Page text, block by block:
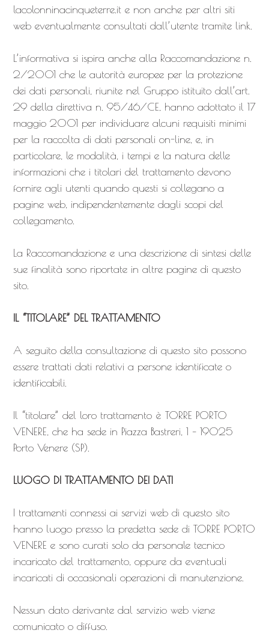
lacolonninacinqueterre.it e non anche per altri siti
web eventualmente consultati dall’utente tramite link.
L’informativa si ispira anche alla Raccomandazione n.
2/2001 che le autorità europee per la protezione
dei dati personali, riunite nel Gruppo istituito dall’art.
29 della direttiva n. 95/46/CE, hanno adottato il 17
maggio 2001 per individuare alcuni requisiti minimi
per la raccolta di dati personali on-line, e, in
particolare, le modalità, i tempi e la natura delle
informazioni che i titolari del trattamento devono
fornire agli utenti quando questi si collegano a
pagine web, indipendentemente dagli scopi del
collegamento.
La Raccomandazione e una descrizione di sintesi delle
sue finalità sono riportate in altre pagine di questo
sito.
IL “TITOLARE” DEL TRATTAMENTO
A seguito della consultazione di questo sito possono
essere trattati dati relativi a persone identificate o
identificabili.
Il “titolare” del loro trattamento è TORRE PORTO
VENERE, che ha sede in Piazza Bastreri, 1 – 19025
Porto Venere (SP).
LUOGO DI TRATTAMENTO DEI DATI
I trattamenti connessi ai servizi web di questo sito
hanno luogo presso la predetta sede di TORRE PORTO
VENERE e sono curati solo da personale tecnico
incaricato del trattamento, oppure da eventuali
incaricati di occasionali operazioni di manutenzione.
Nessun dato derivante dal servizio web viene
comunicato o diffuso.